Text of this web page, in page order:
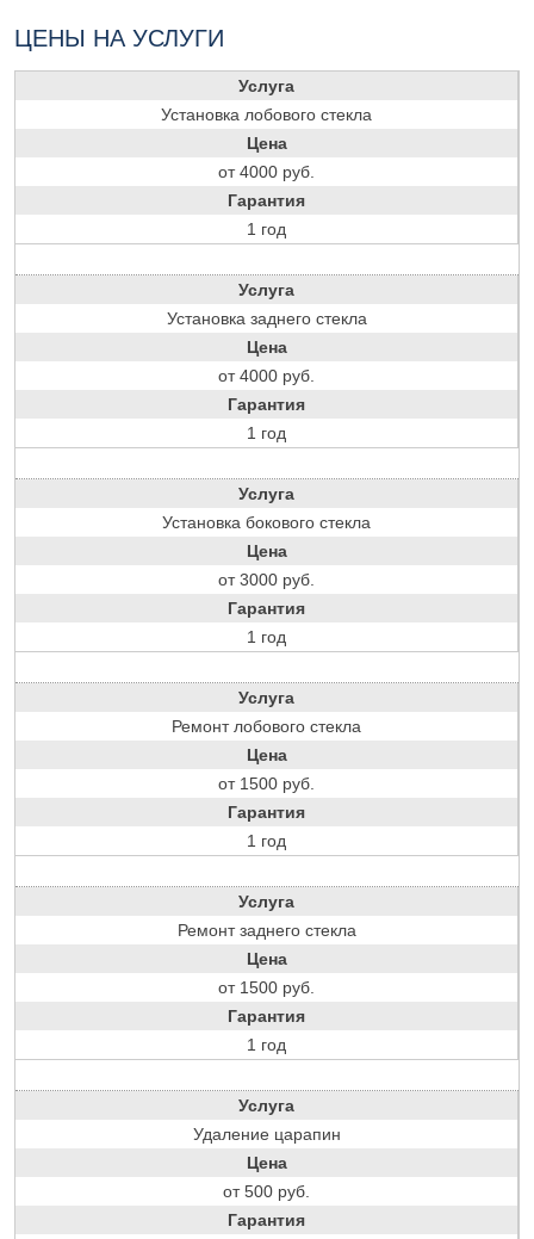
ЦЕНЫ НА УСЛУГИ
Услуга
Установка лобового стекла
Цена
от 4000 руб.
Гарантия
1 год
Услуга
Установка заднего стекла
Цена
от 4000 руб.
Гарантия
1 год
Услуга
Установка бокового стекла
Цена
от 3000 руб.
Гарантия
1 год
Услуга
Ремонт лобового стекла
Цена
от 1500 руб.
Гарантия
1 год
Услуга
Ремонт заднего стекла
Цена
от 1500 руб.
Гарантия
1 год
Услуга
Удаление царапин
Цена
от 500 руб.
Гарантия